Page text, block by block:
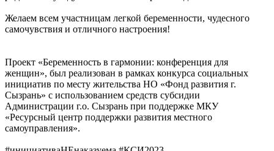
Желаем всем участницам легкой беременности, чудесного
самочувствия и отличного настроения!
Проект «Беременность в гармонии: конференция для
женщин», был реализован в рамках конкурса социальных
инициатив по месту жительства НО «Фонд развития г.
Сызрань» с использованием средств субсидии
Администрации г.о. Сызрань при поддержке МКУ
«Ресурсный центр поддержки развития местного
самоуправления».